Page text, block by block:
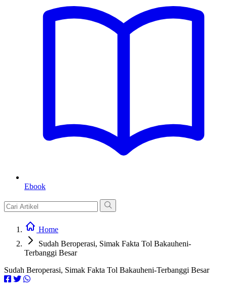
Ebook
Home
Sudah Beroperasi, Simak Fakta Tol Bakauheni-
Terbanggi Besar
Sudah Beroperasi, Simak Fakta Tol Bakauheni-Terbanggi Besar